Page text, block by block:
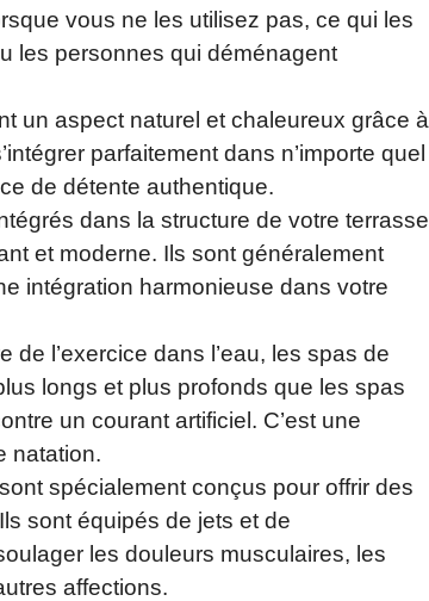
vous ne les utilisez pas, ce qui les
les personnes qui déménagent
un aspect naturel et chaleureux grâce à
parfaitement dans n’importe quel
de détente authentique.
dans la structure de votre terrasse
et moderne. Ils sont généralement
intégration harmonieuse dans votre
de l’exercice dans l’eau, les spas de
longs et plus profonds que les spas
un courant artificiel. C’est une
natation.
spécialement conçus pour offrir des
sont équipés de jets et de
les douleurs musculaires, les
affections.